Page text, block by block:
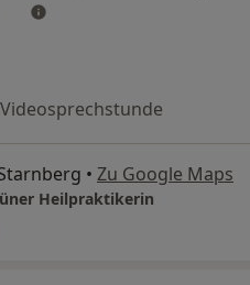
Videosprechstunde
• Zu Google Maps
Heilpraktikerin